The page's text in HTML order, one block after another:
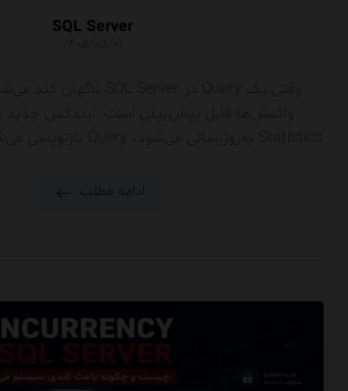
SQL Server
ادامه مطلب